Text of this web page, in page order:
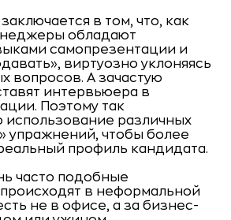
в том, что, как
обладают
самопрезентации и
виртуозно уклоняясь
вопросов. А зачастую
интервьюера в
Поэтому так
использование различных
упражнений, чтобы более
профиль кандидата.
часто подобные
в неформальной
не в офисе, а за бизнес-